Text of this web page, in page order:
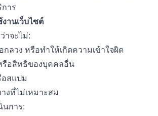
าร
งานเว็บไซต์
าจะไม่:
กลวง หรือทำให้เกิดความเข้าใจผิด
รือสิทธิของบุคคลอื่น
อสแปม
งที่ไม่เหมาะสม
นการ: